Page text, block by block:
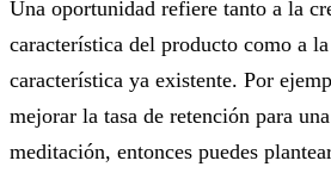
Una oportunidad refiere tanto a la
característica del producto como a
característica ya existente. Por
mejorar la tasa de retención para
meditación, entonces puedes